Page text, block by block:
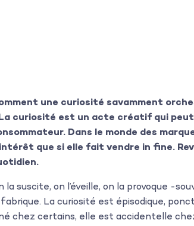
une curiosité savamment
curiosité est un acte créatif qui
Dans le monde des
que si elle fait vendre in fine.
la suscite, on l’éveille, on la provoque -
La curiosité est épisodique,
chez certains, elle est accidentelle